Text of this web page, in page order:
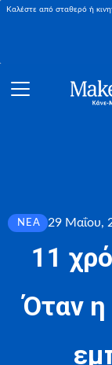
Καλέστε από σταθερό ή
ΝΈΑ 29 Μαΐου,
11
Όταν η